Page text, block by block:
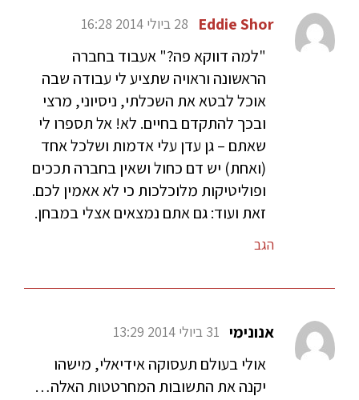
Eddie Shor 28 ביולי 2014 16:28
"למה דווקא פה?" אעבוד בחברה
הראשונה וראויה שתציע לי עבודה שבה
אוכל לבטא את השכלתי, ניסיוני, מרצי
ובכך להתקדם בחיים. לא! אל תספרו לי
שאתם – גן עדן עלי אדמות ושלכל אחד
(ואחת) יש דם כחול ושאין בחברה תככים
ופוליטיקות מלוכלכות כי לא אאמין לכם.
זאת ועוד: גם אתם נמצאים אצלי במבחן.
הגב
אנונימי 31 ביולי 2014 13:29
אולי בעולם תעסוקה אידיאלי, מישהו
יקנה את התשובות המחרטטות האלה…